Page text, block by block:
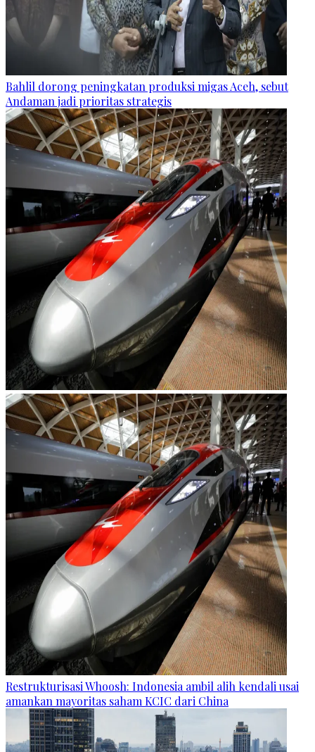
Bahlil dorong peningkatan produksi migas Aceh, sebut
Andaman jadi prioritas strategis
Restrukturisasi Whoosh: Indonesia ambil alih kendali usai
amankan mayoritas saham KCIC dari China